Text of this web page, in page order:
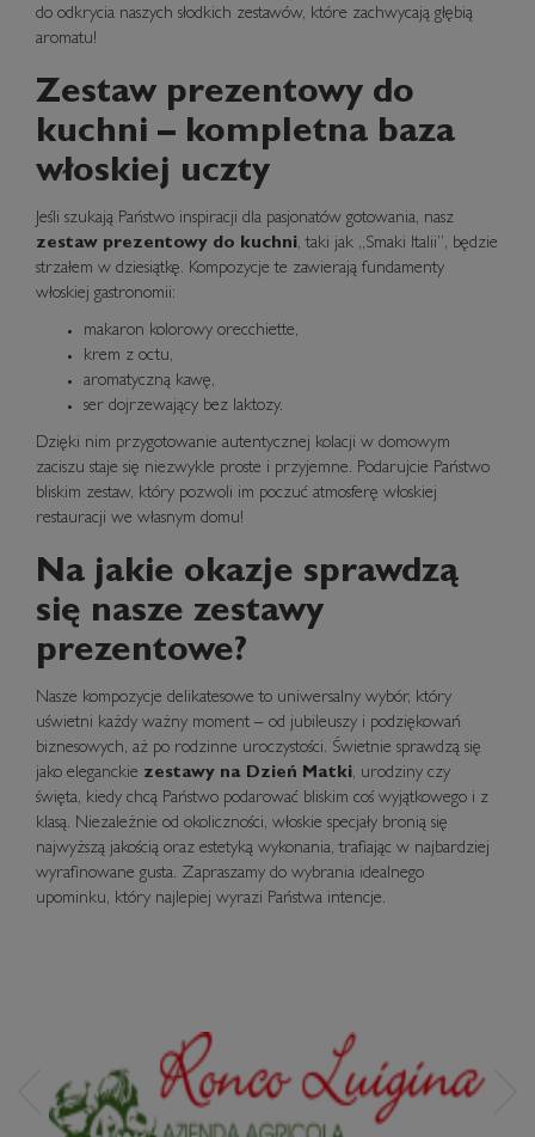
do odkrycia naszych słodkich zestawów, które zachwycają głębią
aromatu!
Zestaw prezentowy do
kuchni – kompletna baza
włoskiej uczty
Jeśli szukają Państwo inspiracji dla pasjonatów gotowania, nasz
zestaw prezentowy do kuchni, taki jak „Smaki Italii”, będzie
strzałem w dziesiątkę. Kompozycje te zawierają fundamenty
włoskiej gastronomii:
makaron kolorowy orecchiette,
krem z octu,
aromatyczną kawę,
ser dojrzewający bez laktozy.
Dzięki nim przygotowanie autentycznej kolacji w domowym
zaciszu staje się niezwykle proste i przyjemne. Podarujcie Państwo
bliskim zestaw, który pozwoli im poczuć atmosferę włoskiej
restauracji we własnym domu!
Na jakie okazje sprawdzą
się nasze zestawy
prezentowe?
Nasze kompozycje delikatesowe to uniwersalny wybór, który
uświetni każdy ważny moment – od jubileuszy i podziękowań
biznesowych, aż po rodzinne uroczystości. Świetnie sprawdzą się
jako eleganckie zestawy na Dzień Matki, urodziny czy
święta, kiedy chcą Państwo podarować bliskim coś wyjątkowego i z
klasą. Niezależnie od okoliczności, włoskie specjały bronią się
najwyższą jakością oraz estetyką wykonania, trafiając w najbardziej
wyrafinowane gusta. Zapraszamy do wybrania idealnego
upominku, który najlepiej wyrazi Państwa intencje.